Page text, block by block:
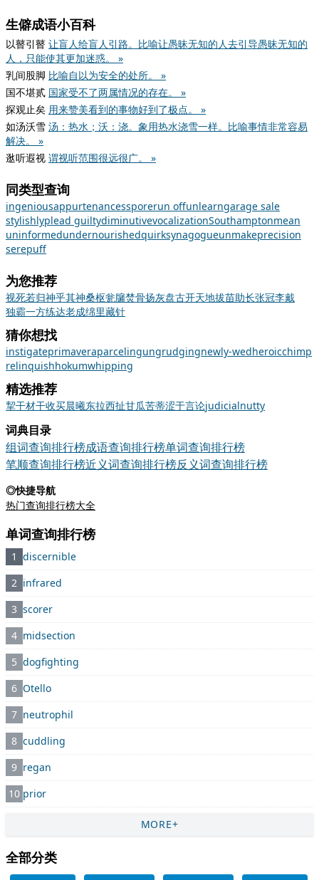
生僻成语小百科
以瞽引瞽 让盲人给盲人引路。比喻让愚昧无知的人去引导愚昧无知的
人，只能使其更加迷惑。 »
乳间股脚 比喻自以为安全的处所。 »
国不堪贰 国家受不了两属情况的存在。 »
探观止矣 用来赞美看到的事物好到了极点。 »
如汤沃雪 汤：热水；沃：浇。象用热水浇雪一样。比喻事情非常容易
解决。 »
逖听遐视 谓视听范围很远很广。 »
同类型查询
ingeniousappurtenancessporerun offunlearngarage sale
stylishlyplead guiltydiminutivevocalizationSouthamptonmean
uninformedundernourishedquirksynagogueunmakeprecision
serepuff
为您推荐
视死若归神乎其神桑枢瓮牖焚骨扬灰盘古开天地拔苗助长张冠李戴
独霸一方练达老成绵里藏针
猜你想找
instigateprimaveraparcelingungrudgingnewly-wedheroicchimp
relinquishhokumwhipping
精选推荐
挈干材干收买晨曦东拉西扯甘瓜苦蒂涩于言论judicialnutty
词典目录
组词查询排行榜成语查询排行榜单词查询排行榜
笔顺查询排行榜近义词查询排行榜反义词查询排行榜
◎快捷导航
热门查询排行榜大全
单词查询排行榜
1 discernible
2 infrared
3 scorer
4 midsection
5 dogfighting
6 Otello
7 neutrophil
8 cuddling
9 regan
10 prior
MORE+
全部分类